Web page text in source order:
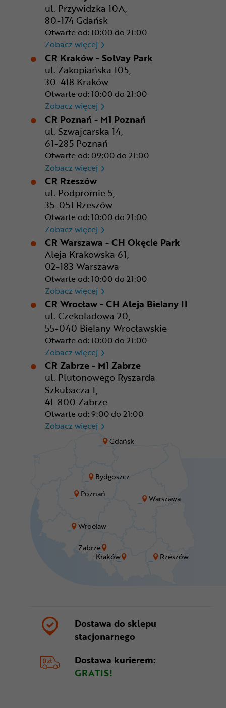
Bydgoszcz
Gdańsk
Kraków
Poznań
Rzeszów
Warszawa
Wrocław
Zabrze
ul. Przywidzka 10A,
80-174 Gdańsk
Otwarte od: 10:00 do 21:00
Zobacz więcej CR Gdańsk - Morski Park
CR Kraków - Solvay Park
ul. Zakopiańska 105,
30-418 Kraków
Otwarte od: 10:00 do 21:00
Zobacz więcej CR Kraków - Solvay Park
CR Poznań - M1 Poznań
ul. Szwajcarska 14,
61-285 Poznań
Otwarte od: 09:00 do 21:00
Zobacz więcej CR Poznań - M1 Poznań
CR Rzeszów
ul. Podpromie 5,
35-051 Rzeszów
Otwarte od: 10:00 do 21:00
Zobacz więcej CR Rzeszów
CR Warszawa - CH Okęcie Park
Aleja Krakowska 61,
02-183 Warszawa
Otwarte od: 10:00 do 21:00
Zobacz więcej CR Warszawa - CH Okęcie
CR Wrocław - CH Aleja Bielany II
ul. Czekoladowa 20,
55-040 Bielany Wrocławskie
Otwarte od: 10:00 do 21:00
Zobacz więcej CR Wrocław - CH Aleja
CR Zabrze - M1 Zabrze
ul. Plutonowego Ryszarda
Szkubacza 1,
41-800 Zabrze
Otwarte od: 9:00 do 21:00
Zobacz więcej CR Zabrze - M1 Zabrze
Dostawa do sklepu
stacjonarnego
Dostawa kurierem:
GRATIS!